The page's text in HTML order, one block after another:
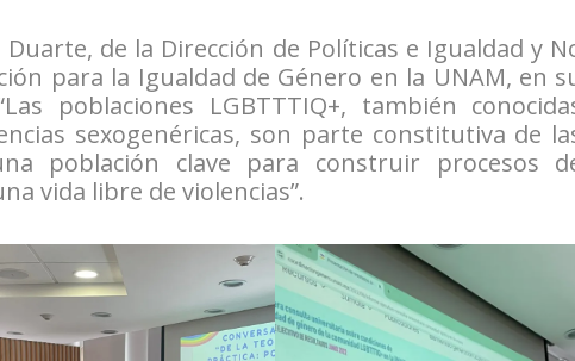
de la Dirección de Políticas e Igualdad y
para la Igualdad de Género en la UNAM, en
poblaciones LGBTTTIQ+, también
sexogenéricas, son parte constitutiva de
población clave para construir procesos
vida libre de violencias”.